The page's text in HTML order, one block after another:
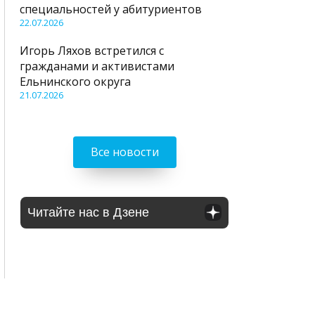
специальностей у абитуриентов
22.07.2026
Игорь Ляхов встретился с
гражданами и активистами
Ельнинского округа
21.07.2026
Все новости
Читайте нас в Дзене